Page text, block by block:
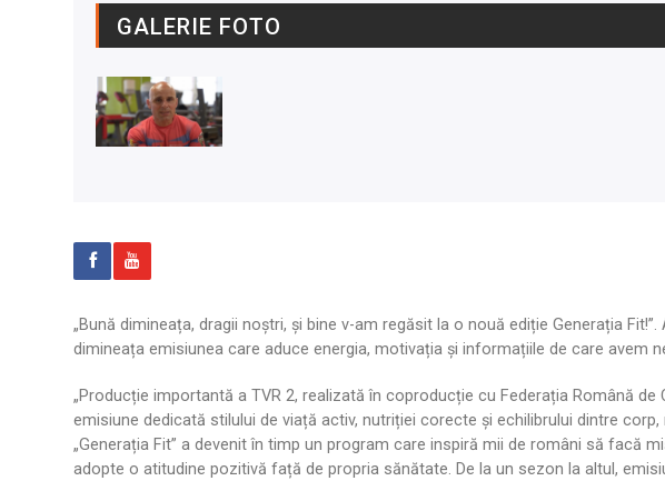
GALERIE FOTO
„Bună dimineața, dragii noștri, și bine v-am regăsit la o nouă ediție Generația
dimineața emisiunea care aduce energia, motivația și informațiile de care avem
„Producție importantă a TVR 2, realizată în coproducție cu Federația Română
emisiune dedicată stilului de viață activ, nutriției corecte și echilibrului dintre corp,
„Generația Fit” a devenit în timp un program care inspiră mii de români să facă
adopte o atitudine pozitivă față de propria sănătate. De la un sezon la altul,